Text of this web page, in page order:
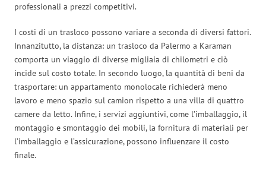
professionali a prezzi competitivi.
I costi di un trasloco possono variare a seconda di diversi fattori.
Innanzitutto, la distanza: un trasloco da Palermo a Karaman
comporta un viaggio di diverse migliaia di chilometri e ciò
incide sul costo totale. In secondo luogo, la quantità di beni da
trasportare: un appartamento monolocale richiederà meno
lavoro e meno spazio sul camion rispetto a una villa di quattro
camere da letto. Infine, i servizi aggiuntivi, come l’imballaggio, il
montaggio e smontaggio dei mobili, la fornitura di materiali per
l’imballaggio e l’assicurazione, possono influenzare il costo
finale.